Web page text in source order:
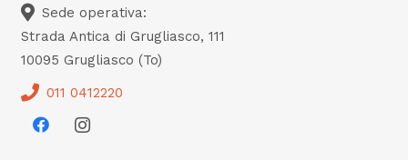
Sede operativa:
Strada Antica di Grugliasco, 111
10095 Grugliasco (To)
011 0412220